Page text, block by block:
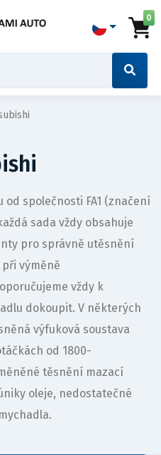
0
společnosti FA1 (značení
sada vždy obsahuje
pro správně utěsnění
výměně
vždy k
dokoupit. V některých
výfuková soustava
od 1800-
těsnění mazací
oleje, nedostatečné